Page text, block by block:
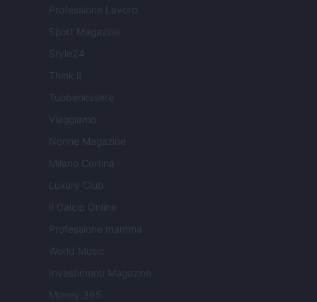
Professione Lavoro
Sport Magazine
Style24
Think.it
Tuobenessere
Viaggiamo
Nonne Magazine
Milano Cortina
Luxury Club
Il Calcio Online
Professione mamma
World Music
Investimenti Magazine
Money 365